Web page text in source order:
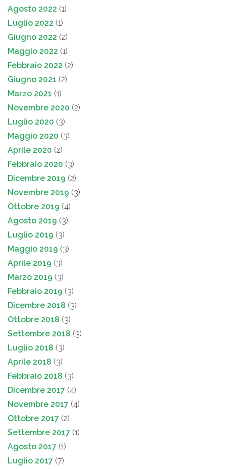
Agosto 2022 (1)
Luglio 2022 (1)
Giugno 2022 (2)
Maggio 2022 (1)
Febbraio 2022 (2)
Giugno 2021 (2)
Marzo 2021 (1)
Novembre 2020 (2)
Luglio 2020 (3)
Maggio 2020 (3)
Aprile 2020 (2)
Febbraio 2020 (3)
Dicembre 2019 (2)
Novembre 2019 (3)
Ottobre 2019 (4)
Agosto 2019 (3)
Luglio 2019 (3)
Maggio 2019 (3)
Aprile 2019 (3)
Marzo 2019 (3)
Febbraio 2019 (3)
Dicembre 2018 (3)
Ottobre 2018 (3)
Settembre 2018 (3)
Luglio 2018 (3)
Aprile 2018 (3)
Febbraio 2018 (3)
Dicembre 2017 (4)
Novembre 2017 (4)
Ottobre 2017 (2)
Settembre 2017 (1)
Agosto 2017 (1)
Luglio 2017 (7)